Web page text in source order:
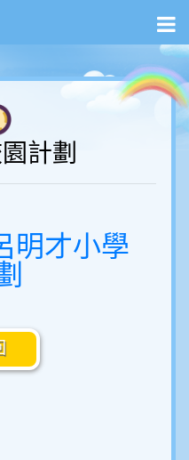
計劃
明才小學